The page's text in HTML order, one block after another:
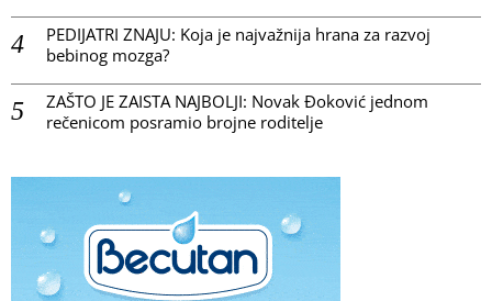
PEDIJATRI ZNAJU: Koja je najvažnija hrana za razvoj
bebinog mozga?
ZAŠTO JE ZAISTA NAJBOLJI: Novak Đoković jednom
rečenicom posramio brojne roditelje